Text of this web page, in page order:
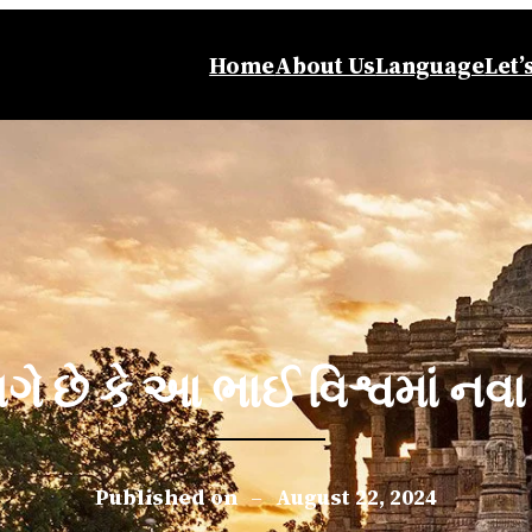
HomeAbout UsLanguage
છે કે આ ભાઈ વિશ્વમાં
Published on – August 22, 2024